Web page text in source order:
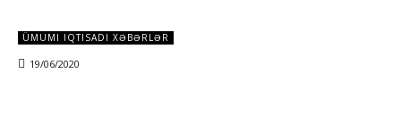
ÜMUMI IQTISADI XƏBƏRLƏR
19/06/2020